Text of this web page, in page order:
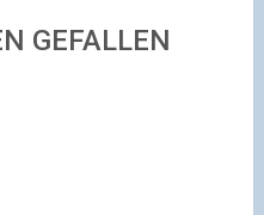
GEFALLEN